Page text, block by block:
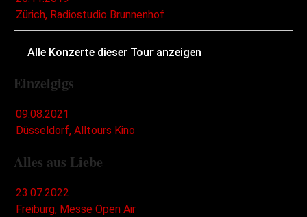
Zürich, Radiostudio Brunnenhof
Alle Konzerte dieser Tour anzeigen
Einzelgigs
09.08.2021
Düsseldorf, Alltours Kino
Alles aus Liebe
23.07.2022
Freiburg, Messe Open Air